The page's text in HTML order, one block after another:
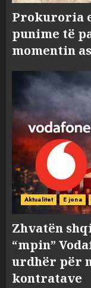
Prokuroria
punime të
momentin
Aktualitet E jona
Zhvatën
“mpin”
urdhër për
kontratave